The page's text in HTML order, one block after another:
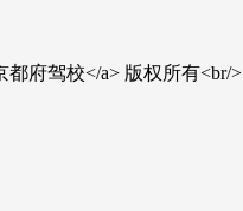
都府驾校</a> 版权所有<br/>